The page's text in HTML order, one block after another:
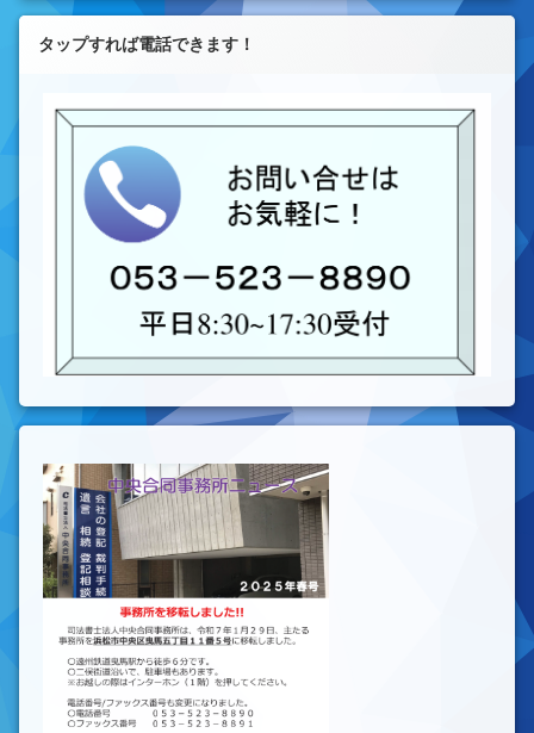
タップすれば電話できます！